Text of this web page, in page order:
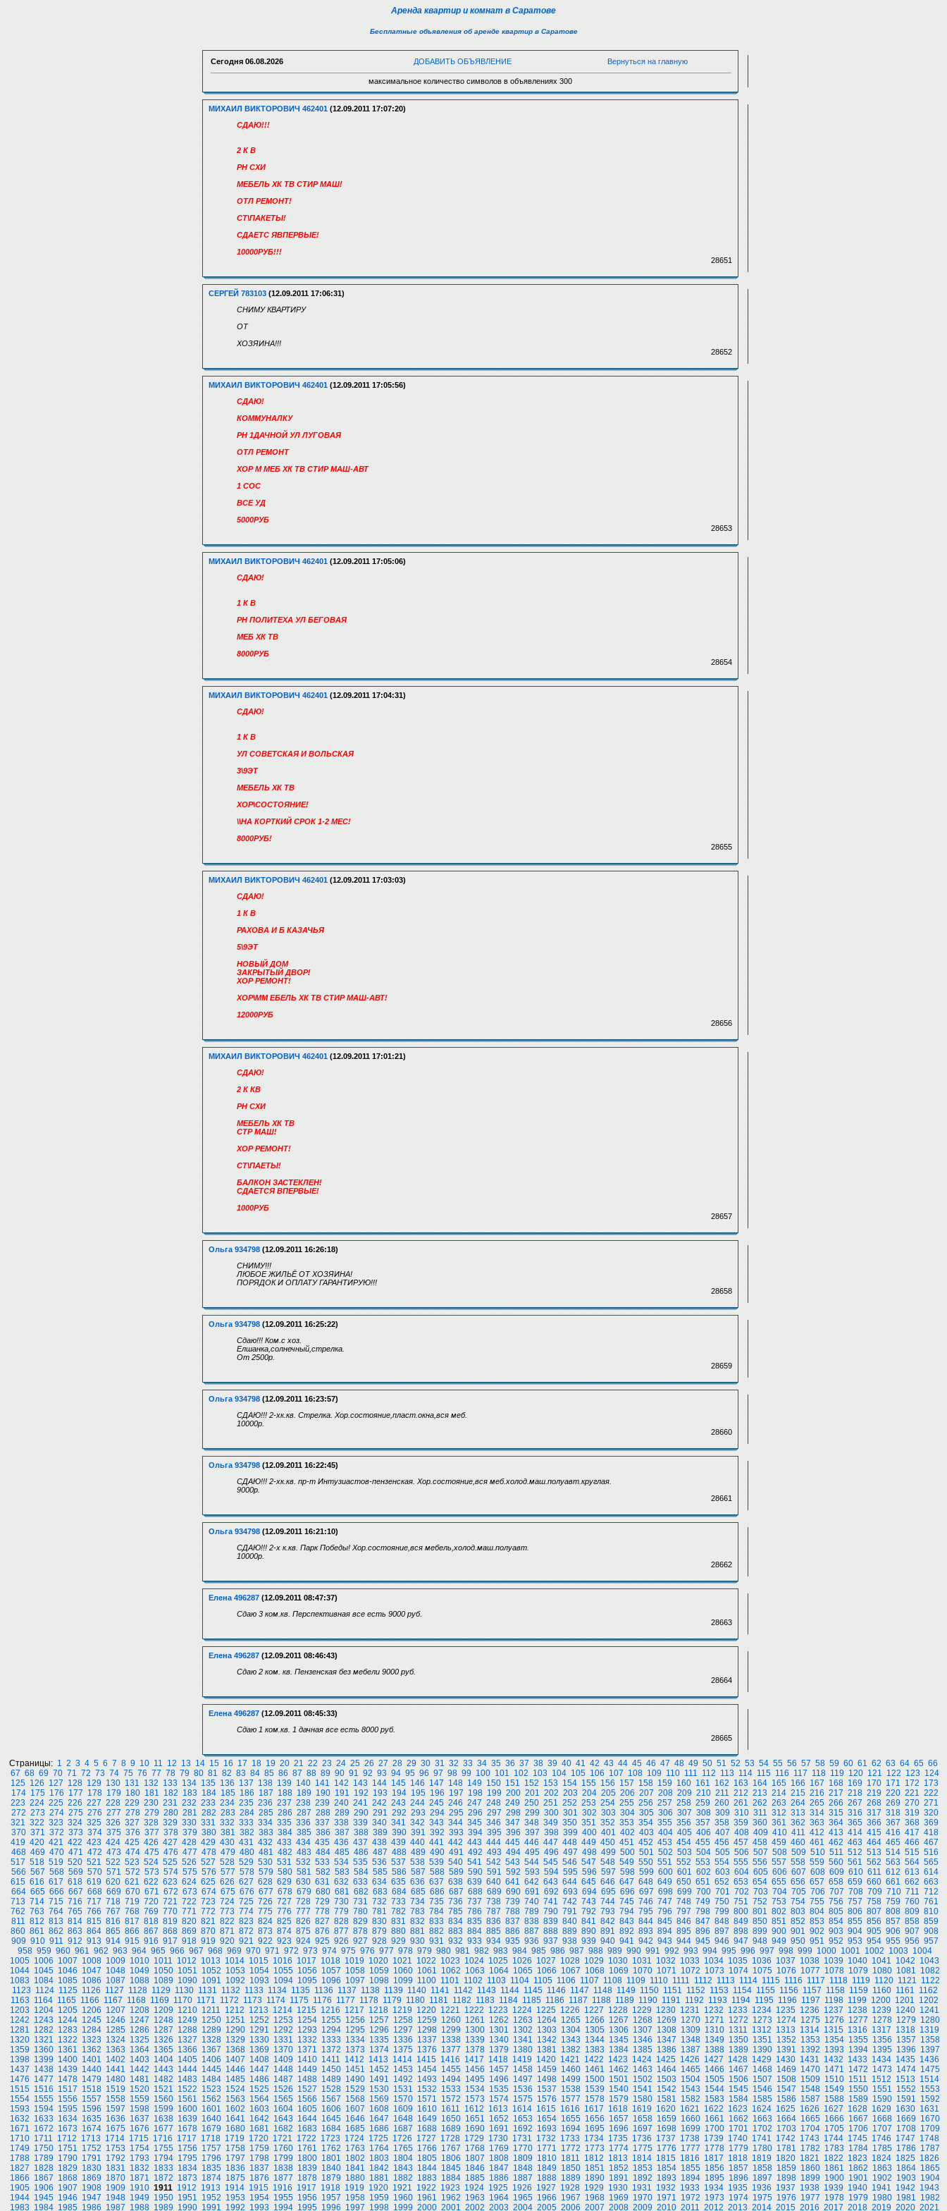
Аренда квартир и комнат в Саратове
Бесплатные объявления об аренде квартир в Саратове
Сегодня 06.08.2026 ДОБАВИТЬ ОБЪЯВЛЕНИЕ Вернуться на главную
максимальное количество символов в объявлениях 300
МИХАИЛ ВИКТОРОВИЧ 462401 (12.09.2011 17:07:20)
СДАЮ!!!
2 К В
РН СХИ
МЕБЕЛЬ ХК ТВ СТИР МАШ!
ОТЛ РЕМОНТ!
СТ\ПАКЕТЫ!
СДАЕТС ЯВПЕРВЫЕ!
10000РУБ!!!
28651
СЕРГЕЙ 783103 (12.09.2011 17:06:31)
СНИМУ КВАРТИРУ
ОТ
ХОЗЯИНА!!!
28652
МИХАИЛ ВИКТОРОВИЧ 462401 (12.09.2011 17:05:56)
СДАЮ!
КОММУНАЛКУ
РН 1ДАЧНОЙ УЛ ЛУГОВАЯ
ОТЛ РЕМОНТ
ХОР М МЕБ ХК ТВ СТИР МАШ-АВТ
1 СОС
ВСЕ УД
5000РУБ
28653
МИХАИЛ ВИКТОРОВИЧ 462401 (12.09.2011 17:05:06)
СДАЮ!
1 К В
РН ПОЛИТЕХА УЛ БЕГОВАЯ
МЕБ ХК ТВ
8000РУБ
28654
МИХАИЛ ВИКТОРОВИЧ 462401 (12.09.2011 17:04:31)
СДАЮ!
1 К В
УЛ СОВЕТСКАЯ И ВОЛЬСКАЯ
3\9ЭТ
МЕБЕЛЬ ХК ТВ
ХОР\СОСТОЯНИЕ!
\\НА КОРТКИЙ СРОК 1-2 МЕС!
8000РУБ!
28655
МИХАИЛ ВИКТОРОВИЧ 462401 (12.09.2011 17:03:03)
СДАЮ!
1 К В
РАХОВА И Б КАЗАЧЬЯ
5\9ЭТ
НОВЫЙ ДОМ
ЗАКРЫТЫЙ ДВОР!
ХОР РЕМОНТ!
ХОР\ММ ЕБЕЛЬ ХК ТВ СТИР МАШ-АВТ!
12000РУБ
28656
МИХАИЛ ВИКТОРОВИЧ 462401 (12.09.2011 17:01:21)
СДАЮ!
2 К КВ
РН СХИ
МЕБЕЛЬ ХК ТВ
СТР МАШ!
ХОР РЕМОНТ!
СТ\ПАЕТЫ!
БАЛКОН ЗАСТЕКЛЕН!
СДАЕТСЯ ВПЕРВЫЕ!
1000РУБ
28657
Ольга 934798 (12.09.2011 16:26:18)
СНИМУ!!!
ЛЮБОЕ ЖИЛЬЁ ОТ ХОЗЯИНА!
ПОРЯДОК И ОПЛАТУ ГАРАНТИРУЮ!!!
28658
Ольга 934798 (12.09.2011 16:25:22)
Сдаю!!! Ком.с хоз.
Елшанка,солнечный,стрелка.
От 2500р.
28659
Ольга 934798 (12.09.2011 16:23:57)
СДАЮ!!! 2-хк.кв. Стрелка. Хор.состояние,пласт.окна,вся меб.
10000р.
28660
Ольга 934798 (12.09.2011 16:22:45)
СДАЮ!!! 2-хк.кв. пр-т Интузиастов-пензенская. Хор.состояние,вся меб.холод.маш.полуавт.круглая.
9000р.
28661
Ольга 934798 (12.09.2011 16:21:10)
СДАЮ!!! 2-х к.кв. Парк Победы! Хор.состояние,вся мебель,холод.маш.полуавт.
10000р.
28662
Елена 496287 (12.09.2011 08:47:37)
Сдаю 3 ком.кв. Перспективная все есть 9000 руб.
28663
Елена 496287 (12.09.2011 08:46:43)
Сдаю 2 ком. кв. Пензенская без мебели 9000 руб.
28664
Елена 496287 (12.09.2011 08:45:33)
Сдаю 1 ком.кв. 1 дачная все есть 8000 руб.
28665
Страницы: 1 2 3 4 5 6 7 8 9 10 11 12 13 14 15 16 17 18 19 20 21 22 23 24 25 26 27 28 29 30 31 32 33 34 35 36 37 38 39 40 41 42 43 44 45 46 47 48 49 50 51 52 53 54 55 56 57 58 59 60 61 62 63 64 65 66
67 68 69 70 71 72 73 74 75 76 77 78 79 80 81 82 83 84 85 86 87 88 89 90 91 92 93 94 95 96 97 98 99 100 101 102 103 104 105 106 107 108 109 110 111 112 113 114 115 116 117 118 119 120 121 122 123 124
125 126 127 128 129 130 131 132 133 134 135 136 137 138 139 140 141 142 143 144 145 146 147 148 149 150 151 152 153 154 155 156 157 158 159 160 161 162 163 164 165 166 167 168 169 170 171 172 173
174 175 176 177 178 179 180 181 182 183 184 185 186 187 188 189 190 191 192 193 194 195 196 197 198 199 200 201 202 203 204 205 206 207 208 209 210 211 212 213 214 215 216 217 218 219 220 221 222
223 224 225 226 227 228 229 230 231 232 233 234 235 236 237 238 239 240 241 242 243 244 245 246 247 248 249 250 251 252 253 254 255 256 257 258 259 260 261 262 263 264 265 266 267 268 269 270 271
272 273 274 275 276 277 278 279 280 281 282 283 284 285 286 287 288 289 290 291 292 293 294 295 296 297 298 299 300 301 302 303 304 305 306 307 308 309 310 311 312 313 314 315 316 317 318 319 320
321 322 323 324 325 326 327 328 329 330 331 332 333 334 335 336 337 338 339 340 341 342 343 344 345 346 347 348 349 350 351 352 353 354 355 356 357 358 359 360 361 362 363 364 365 366 367 368 369
370 371 372 373 374 375 376 377 378 379 380 381 382 383 384 385 386 387 388 389 390 391 392 393 394 395 396 397 398 399 400 401 402 403 404 405 406 407 408 409 410 411 412 413 414 415 416 417 418
419 420 421 422 423 424 425 426 427 428 429 430 431 432 433 434 435 436 437 438 439 440 441 442 443 444 445 446 447 448 449 450 451 452 453 454 455 456 457 458 459 460 461 462 463 464 465 466 467
468 469 470 471 472 473 474 475 476 477 478 479 480 481 482 483 484 485 486 487 488 489 490 491 492 493 494 495 496 497 498 499 500 501 502 503 504 505 506 507 508 509 510 511 512 513 514 515 516
517 518 519 520 521 522 523 524 525 526 527 528 529 530 531 532 533 534 535 536 537 538 539 540 541 542 543 544 545 546 547 548 549 550 551 552 553 554 555 556 557 558 559 560 561 562 563 564 565
566 567 568 569 570 571 572 573 574 575 576 577 578 579 580 581 582 583 584 585 586 587 588 589 590 591 592 593 594 595 596 597 598 599 600 601 602 603 604 605 606 607 608 609 610 611 612 613 614
615 616 617 618 619 620 621 622 623 624 625 626 627 628 629 630 631 632 633 634 635 636 637 638 639 640 641 642 643 644 645 646 647 648 649 650 651 652 653 654 655 656 657 658 659 660 661 662 663
664 665 666 667 668 669 670 671 672 673 674 675 676 677 678 679 680 681 682 683 684 685 686 687 688 689 690 691 692 693 694 695 696 697 698 699 700 701 702 703 704 705 706 707 708 709 710 711 712
713 714 715 716 717 718 719 720 721 722 723 724 725 726 727 728 729 730 731 732 733 734 735 736 737 738 739 740 741 742 743 744 745 746 747 748 749 750 751 752 753 754 755 756 757 758 759 760 761
762 763 764 765 766 767 768 769 770 771 772 773 774 775 776 777 778 779 780 781 782 783 784 785 786 787 788 789 790 791 792 793 794 795 796 797 798 799 800 801 802 803 804 805 806 807 808 809 810
811 812 813 814 815 816 817 818 819 820 821 822 823 824 825 826 827 828 829 830 831 832 833 834 835 836 837 838 839 840 841 842 843 844 845 846 847 848 849 850 851 852 853 854 855 856 857 858 859
860 861 862 863 864 865 866 867 868 869 870 871 872 873 874 875 876 877 878 879 880 881 882 883 884 885 886 887 888 889 890 891 892 893 894 895 896 897 898 899 900 901 902 903 904 905 906 907 908
909 910 911 912 913 914 915 916 917 918 919 920 921 922 923 924 925 926 927 928 929 930 931 932 933 934 935 936 937 938 939 940 941 942 943 944 945 946 947 948 949 950 951 952 953 954 955 956 957
958 959 960 961 962 963 964 965 966 967 968 969 970 971 972 973 974 975 976 977 978 979 980 981 982 983 984 985 986 987 988 989 990 991 992 993 994 995 996 997 998 999 1000 1001 1002 1003 1004
1005 1006 1007 1008 1009 1010 1011 1012 1013 1014 1015 1016 1017 1018 1019 1020 1021 1022 1023 1024 1025 1026 1027 1028 1029 1030 1031 1032 1033 1034 1035 1036 1037 1038 1039 1040 1041 1042 1043
1044 1045 1046 1047 1048 1049 1050 1051 1052 1053 1054 1055 1056 1057 1058 1059 1060 1061 1062 1063 1064 1065 1066 1067 1068 1069 1070 1071 1072 1073 1074 1075 1076 1077 1078 1079 1080 1081 1082
1083 1084 1085 1086 1087 1088 1089 1090 1091 1092 1093 1094 1095 1096 1097 1098 1099 1100 1101 1102 1103 1104 1105 1106 1107 1108 1109 1110 1111 1112 1113 1114 1115 1116 1117 1118 1119 1120 1121 1122
1123 1124 1125 1126 1127 1128 1129 1130 1131 1132 1133 1134 1135 1136 1137 1138 1139 1140 1141 1142 1143 1144 1145 1146 1147 1148 1149 1150 1151 1152 1153 1154 1155 1156 1157 1158 1159 1160 1161 1162
1163 1164 1165 1166 1167 1168 1169 1170 1171 1172 1173 1174 1175 1176 1177 1178 1179 1180 1181 1182 1183 1184 1185 1186 1187 1188 1189 1190 1191 1192 1193 1194 1195 1196 1197 1198 1199 1200 1201 1202
1203 1204 1205 1206 1207 1208 1209 1210 1211 1212 1213 1214 1215 1216 1217 1218 1219 1220 1221 1222 1223 1224 1225 1226 1227 1228 1229 1230 1231 1232 1233 1234 1235 1236 1237 1238 1239 1240 1241
1242 1243 1244 1245 1246 1247 1248 1249 1250 1251 1252 1253 1254 1255 1256 1257 1258 1259 1260 1261 1262 1263 1264 1265 1266 1267 1268 1269 1270 1271 1272 1273 1274 1275 1276 1277 1278 1279 1280
1281 1282 1283 1284 1285 1286 1287 1288 1289 1290 1291 1292 1293 1294 1295 1296 1297 1298 1299 1300 1301 1302 1303 1304 1305 1306 1307 1308 1309 1310 1311 1312 1313 1314 1315 1316 1317 1318 1319
1320 1321 1322 1323 1324 1325 1326 1327 1328 1329 1330 1331 1332 1333 1334 1335 1336 1337 1338 1339 1340 1341 1342 1343 1344 1345 1346 1347 1348 1349 1350 1351 1352 1353 1354 1355 1356 1357 1358
1359 1360 1361 1362 1363 1364 1365 1366 1367 1368 1369 1370 1371 1372 1373 1374 1375 1376 1377 1378 1379 1380 1381 1382 1383 1384 1385 1386 1387 1388 1389 1390 1391 1392 1393 1394 1395 1396 1397
1398 1399 1400 1401 1402 1403 1404 1405 1406 1407 1408 1409 1410 1411 1412 1413 1414 1415 1416 1417 1418 1419 1420 1421 1422 1423 1424 1425 1426 1427 1428 1429 1430 1431 1432 1433 1434 1435 1436
1437 1438 1439 1440 1441 1442 1443 1444 1445 1446 1447 1448 1449 1450 1451 1452 1453 1454 1455 1456 1457 1458 1459 1460 1461 1462 1463 1464 1465 1466 1467 1468 1469 1470 1471 1472 1473 1474 1475
1476 1477 1478 1479 1480 1481 1482 1483 1484 1485 1486 1487 1488 1489 1490 1491 1492 1493 1494 1495 1496 1497 1498 1499 1500 1501 1502 1503 1504 1505 1506 1507 1508 1509 1510 1511 1512 1513 1514
1515 1516 1517 1518 1519 1520 1521 1522 1523 1524 1525 1526 1527 1528 1529 1530 1531 1532 1533 1534 1535 1536 1537 1538 1539 1540 1541 1542 1543 1544 1545 1546 1547 1548 1549 1550 1551 1552 1553
1554 1555 1556 1557 1558 1559 1560 1561 1562 1563 1564 1565 1566 1567 1568 1569 1570 1571 1572 1573 1574 1575 1576 1577 1578 1579 1580 1581 1582 1583 1584 1585 1586 1587 1588 1589 1590 1591 1592
1593 1594 1595 1596 1597 1598 1599 1600 1601 1602 1603 1604 1605 1606 1607 1608 1609 1610 1611 1612 1613 1614 1615 1616 1617 1618 1619 1620 1621 1622 1623 1624 1625 1626 1627 1628 1629 1630 1631
1632 1633 1634 1635 1636 1637 1638 1639 1640 1641 1642 1643 1644 1645 1646 1647 1648 1649 1650 1651 1652 1653 1654 1655 1656 1657 1658 1659 1660 1661 1662 1663 1664 1665 1666 1667 1668 1669 1670
1671 1672 1673 1674 1675 1676 1677 1678 1679 1680 1681 1682 1683 1684 1685 1686 1687 1688 1689 1690 1691 1692 1693 1694 1695 1696 1697 1698 1699 1700 1701 1702 1703 1704 1705 1706 1707 1708 1709
1710 1711 1712 1713 1714 1715 1716 1717 1718 1719 1720 1721 1722 1723 1724 1725 1726 1727 1728 1729 1730 1731 1732 1733 1734 1735 1736 1737 1738 1739 1740 1741 1742 1743 1744 1745 1746 1747 1748
1749 1750 1751 1752 1753 1754 1755 1756 1757 1758 1759 1760 1761 1762 1763 1764 1765 1766 1767 1768 1769 1770 1771 1772 1773 1774 1775 1776 1777 1778 1779 1780 1781 1782 1783 1784 1785 1786 1787
1788 1789 1790 1791 1792 1793 1794 1795 1796 1797 1798 1799 1800 1801 1802 1803 1804 1805 1806 1807 1808 1809 1810 1811 1812 1813 1814 1815 1816 1817 1818 1819 1820 1821 1822 1823 1824 1825 1826
1827 1828 1829 1830 1831 1832 1833 1834 1835 1836 1837 1838 1839 1840 1841 1842 1843 1844 1845 1846 1847 1848 1849 1850 1851 1852 1853 1854 1855 1856 1857 1858 1859 1860 1861 1862 1863 1864 1865
1866 1867 1868 1869 1870 1871 1872 1873 1874 1875 1876 1877 1878 1879 1880 1881 1882 1883 1884 1885 1886 1887 1888 1889 1890 1891 1892 1893 1894 1895 1896 1897 1898 1899 1900 1901 1902 1903 1904
1905 1906 1907 1908 1909 1910 1911 1912 1913 1914 1915 1916 1917 1918 1919 1920 1921 1922 1923 1924 1925 1926 1927 1928 1929 1930 1931 1932 1933 1934 1935 1936 1937 1938 1939 1940 1941 1942 1943
1944 1945 1946 1947 1948 1949 1950 1951 1952 1953 1954 1955 1956 1957 1958 1959 1960 1961 1962 1963 1964 1965 1966 1967 1968 1969 1970 1971 1972 1973 1974 1975 1976 1977 1978 1979 1980 1981 1982
1983 1984 1985 1986 1987 1988 1989 1990 1991 1992 1993 1994 1995 1996 1997 1998 1999 2000 2001 2002 2003 2004 2005 2006 2007 2008 2009 2010 2011 2012 2013 2014 2015 2016 2017 2018 2019 2020 2021